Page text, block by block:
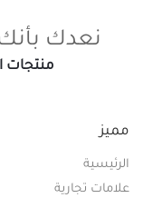
نعدك
منتجات
مميز
الرئيسية
علامات تجارية